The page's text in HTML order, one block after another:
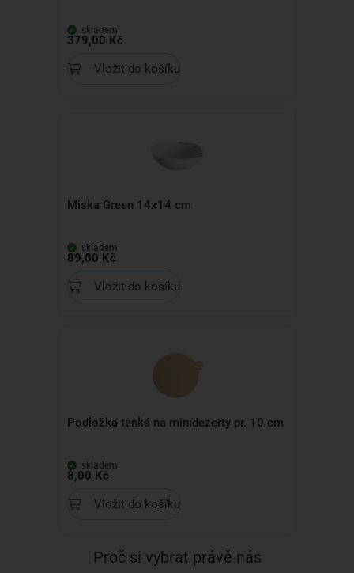
skladem
379,00 Kč
Vložit do košíku
Miska Green 14x14 cm
skladem
89,00 Kč
Vložit do košíku
Podložka tenká na minidezerty pr. 10 cm
skladem
8,00 Kč
Vložit do košíku
Proč si vybrat právě nás